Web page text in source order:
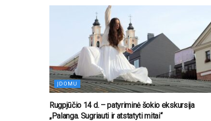
ĮDOMU
Rugpjūčio 14 d. – patyriminė šokio ekskursija
„Palanga. Sugriauti ir atstatyti mitai“